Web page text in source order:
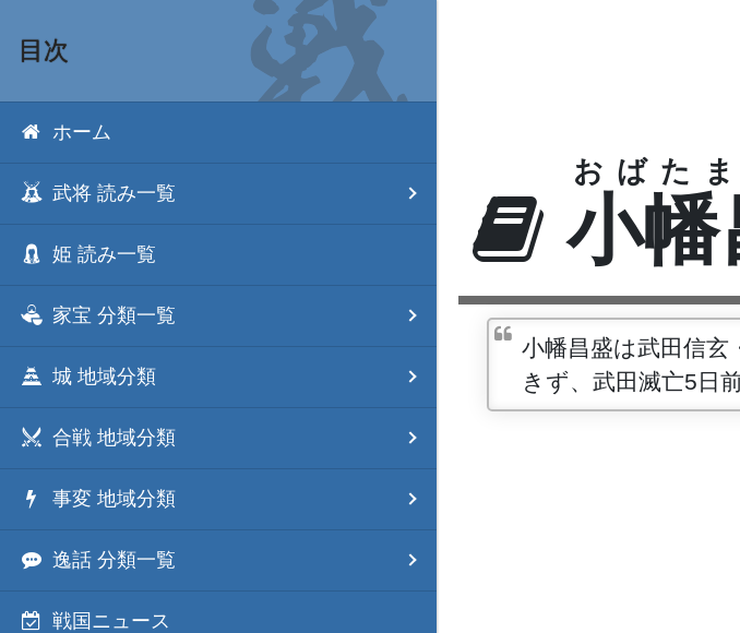
目次
ホーム
武将 読み一覧
姫 読み一覧
家宝 分類一覧
城 地域分類
合戦 地域分類
事変 地域分類
逸話 分類一覧
戦国ニュース
小幡
おばた
小幡昌盛は武田信
きず、武田滅亡5日